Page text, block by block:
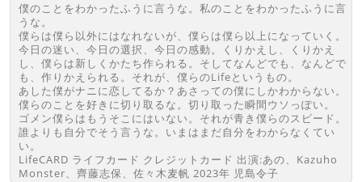
僕のことをわかったふうに言うな。私のことをわかったふうに言
うな。
僕らは僕ら以外にはなれないが、僕らは僕ら以上になっていく。
今日の迷い、今日の選択、今日の感動。くりかえし、くりかえ
し、僕らは新しくかたち作られる。そしてなんどでも、なんどで
も、作りかえられる。それが、僕らのLifeというもの。
あした僕がナニに恋してるか？あさっての僕にしかわからない。
僕らのことを好きに切り取るな。切り取った瞬間ウソっぽい。
ゴメン僕らはもうそこにはいない。それが青き僕らのスピード。
誰よりも自分でそう言うな。いまはまだ自分をわからなくてい
い。
LifeCARD ライフカード クレジットカード 出演:あの、Kazuho
Monster、齊藤志保、佐々木麦帆 2023年 児島令子